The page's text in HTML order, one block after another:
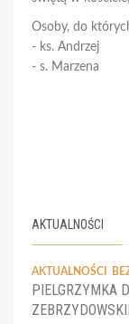
Osoby, do
- ks. Andrzej
- s. Marzena
AKTUALNOŚCI
AKTUALNOŚCI
PIELGRZYMKA